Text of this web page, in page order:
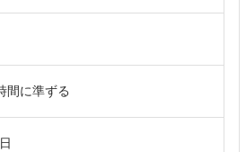
間に準ずる